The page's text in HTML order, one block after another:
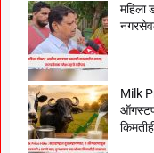
महिला
Milk